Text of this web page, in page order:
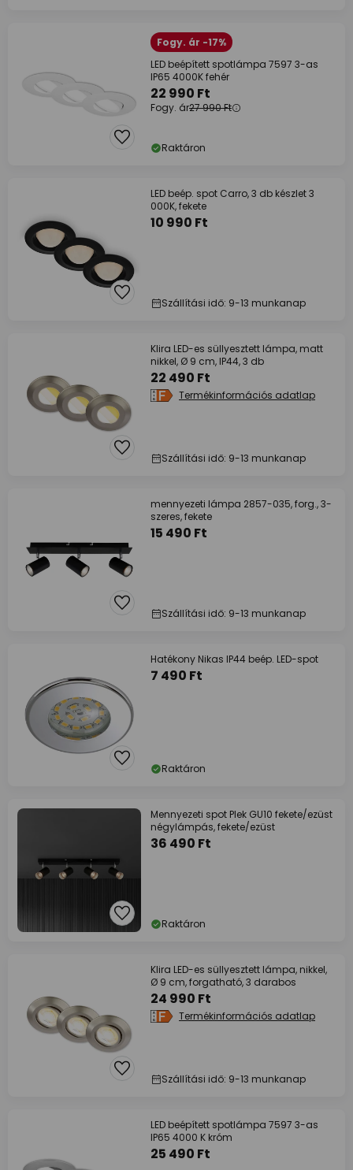
Fogy. ár -17%
LED beépített spotlámpa 7597 3-as
IP65 4000K fehér
22 990 Ft
Fogy. ár27 990 Ft
Raktáron
LED beép. spot Carro, 3 db készlet 3
000K, fekete
10 990 Ft
Szállítási idő: 9-13 munkanap
Klira LED-es süllyesztett lámpa, matt
nikkel, Ø 9 cm, IP44, 3 db
22 490 Ft
Termékinformációs adatlap
Szállítási idő: 9-13 munkanap
mennyezeti lámpa 2857-035, forg., 3-
szeres, fekete
15 490 Ft
Szállítási idő: 9-13 munkanap
Hatékony Nikas IP44 beép. LED-spot
7 490 Ft
Raktáron
Mennyezeti spot Plek GU10 fekete/ezüst
négylámpás, fekete/ezüst
36 490 Ft
Raktáron
Klira LED-es süllyesztett lámpa, nikkel,
Ø 9 cm, forgatható, 3 darabos
24 990 Ft
Termékinformációs adatlap
Szállítási idő: 9-13 munkanap
LED beépített spotlámpa 7597 3-as
IP65 4000 K króm
25 490 Ft